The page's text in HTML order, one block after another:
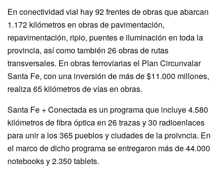
En conectividad vial hay 92 frentes de obras que abarcan
1.172 kilómetros en obras de pavimentación,
repavimentación, ripio, puentes e iluminación en toda la
provincia, así como también 26 obras de rutas
transversales. En obras ferroviarias el Plan Circunvalar
Santa Fe, con una inversión de más de $11.000 millones,
realiza 65 kilómetros de vías en obras.
Santa Fe + Conectada es un programa que incluye 4.580
kilómetros de fibra óptica en 26 trazas y 30 radioenlaces
para unir a los 365 pueblos y ciudades de la proivncia. En
el marco de dicho programa se entregaron más de 44.000
notebooks y 2.350 tablets.